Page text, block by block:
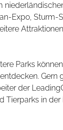
Expo, Sturm-
Parks
Gern
der
Tierparks in